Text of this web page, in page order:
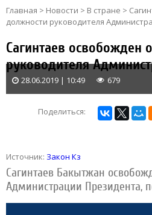
Главная > Новости > В стране >
должности руководителя
Сагинтаев освобожден
руководителя
28.06.2019 | 10:49 679
Поделиться:
Источник: Закон Кз
Сагинтаев Бакытжан
Администрации Президента,